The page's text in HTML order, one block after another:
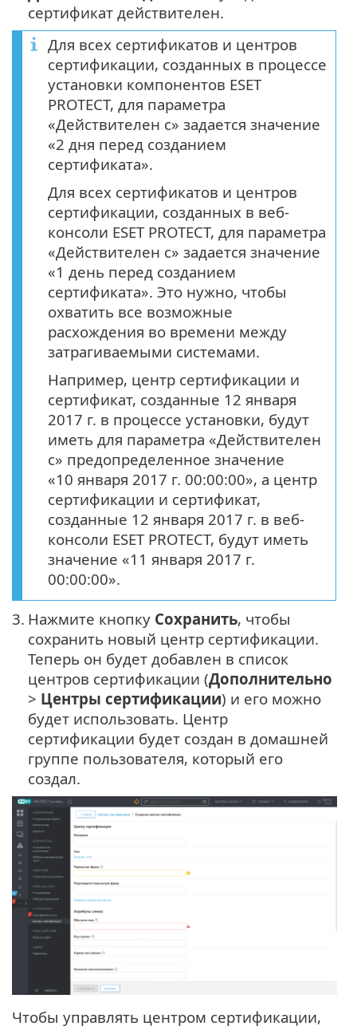
сертификат действителен.
Для всех сертификатов и центров
сертификации, созданных в процессе
установки компонентов ESET
PROTECT, для параметра
«Действителен с» задается значение
«2 дня перед созданием
сертификата».
Для всех сертификатов и центров
сертификации, созданных в веб-
консоли ESET PROTECT, для параметра
«Действителен с» задается значение
«1 день перед созданием
сертификата». Это нужно, чтобы
охватить все возможные
расхождения во времени между
затрагиваемыми системами.
Например, центр сертификации и
сертификат, созданные 12 января
2017 г. в процессе установки, будут
иметь для параметра «Действителен
с» предопределенное значение
«10 января 2017 г. 00:00:00», а центр
сертификации и сертификат,
созданные 12 января 2017 г. в веб-
консоли ESET PROTECT, будут иметь
значение «11 января 2017 г.
00:00:00».
3. Нажмите кнопку Сохранить, чтобы
сохранить новый центр сертификации.
Теперь он будет добавлен в список
центров сертификации (Дополнительно
> Центры сертификации) и его можно
будет использовать. Центр
сертификации будет создан в домашней
группе пользователя, который его
создал.
Чтобы управлять центром сертификации,